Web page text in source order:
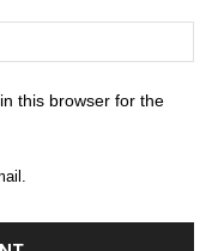
this browser for the